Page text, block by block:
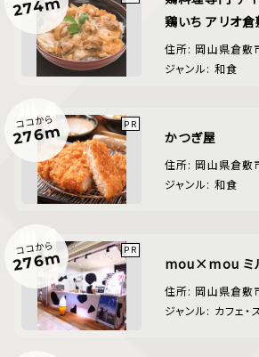
274m
鶏いち アリオ
住所: 岡山県倉敷
ジャンル: 和食
ココから
276m かつぎ屋
住所: 岡山県倉敷
ジャンル: 和食
ココから
276m mou×mou ミ
住所: 岡山県倉敷
ジャンル: カフェ・